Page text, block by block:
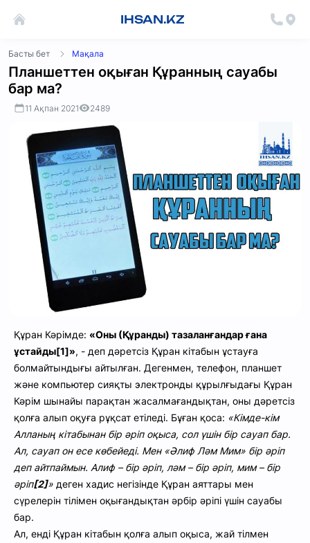
IHSAN.KZ
Басты бет Мақала
Планшеттен оқыған Құранның сауабы
бар ма?
11 Ақпан 2021 2489
Құран Кәрімде: «Оны (Құранды) тазаланғандар ғана
ұстайды[1]», - деп дәретсіз Құран кітабын ұстауға
болмайтындығы айтылған. Дегенмен, телефон, планшет
және компьютер сияқты электронды құрылғыдағы Құран
Кәрім шынайы парақтан жасалмағандықтан, оны дәретсіз
қолға алып оқуға рұқсат етіледі. Бұған қоса: «Кімде-кім
Алланың кітабынан бір әріп оқыса, сол үшін бір сауап бар.
Ал, сауап он есе көбейеді. Мен «Әлиф Ләм Мим» бір әріп
деп айтпаймын. Алиф – бір әріп, ләм – бір әріп, мим – бір
әріп[2]» деген хадис негізінде Құран аяттары мен
сүрелерін тілімен оқығандықтан әрбір әріпі үшін сауабы
бар.
Ал, енді Құран кітабын қолға алып оқыса, жай тілмен